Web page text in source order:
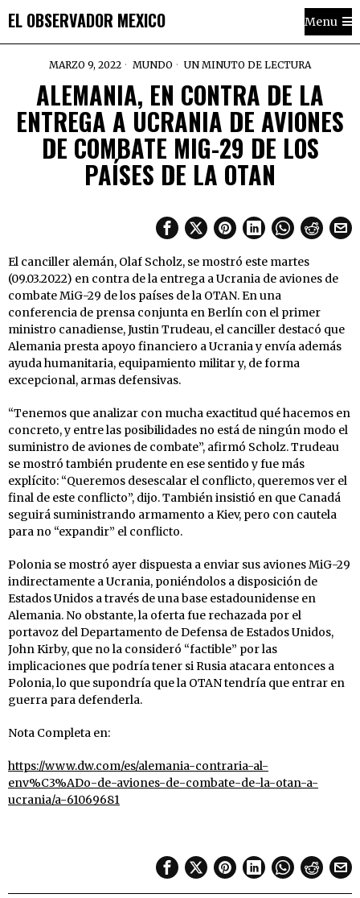
EL OBSERVADOR MEXICO Menu
MARZO 9, 2022 MUNDO UN MINUTO DE LECTURA
ALEMANIA, EN CONTRA DE LA
ENTREGA A UCRANIA DE AVIONES
DE COMBATE MIG-29 DE LOS
PAÍSES DE LA OTAN
El canciller alemán, Olaf Scholz, se mostró este martes
(09.03.2022) en contra de la entrega a Ucrania de aviones de
combate MiG-29 de los países de la OTAN. En una
conferencia de prensa conjunta en Berlín con el primer
ministro canadiense, Justin Trudeau, el canciller destacó que
Alemania presta apoyo financiero a Ucrania y envía además
ayuda humanitaria, equipamiento militar y, de forma
excepcional, armas defensivas.
“Tenemos que analizar con mucha exactitud qué hacemos en
concreto, y entre las posibilidades no está de ningún modo el
suministro de aviones de combate”, afirmó Scholz. Trudeau
se mostró también prudente en ese sentido y fue más
explícito: “Queremos desescalar el conflicto, queremos ver el
final de este conflicto”, dijo. También insistió en que Canadá
seguirá suministrando armamento a Kiev, pero con cautela
para no “expandir” el conflicto.
Polonia se mostró ayer dispuesta a enviar sus aviones MiG-29
indirectamente a Ucrania, poniéndolos a disposición de
Estados Unidos a través de una base estadounidense en
Alemania. No obstante, la oferta fue rechazada por el
portavoz del Departamento de Defensa de Estados Unidos,
John Kirby, que no la consideró “factible” por las
implicaciones que podría tener si Rusia atacara entonces a
Polonia, lo que supondría que la OTAN tendría que entrar en
guerra para defenderla.
Nota Completa en:
https://www.dw.com/es/alemania-contraria-al-
env%C3%ADo-de-aviones-de-combate-de-la-otan-a-
ucrania/a-61069681